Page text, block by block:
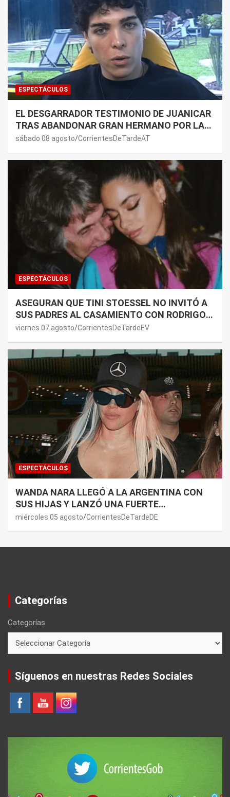
ESPECTÁCULOS
EL DESGARRADOR TESTIMONIO DE JUANICAR
TRAS ABANDONAR GRAN HERMANO POR LA
SALUD DE SU MAMÁ.
sábado 08 agosto CorrientesDeTardeAT
ESPECTÁCULOS
ASEGURAN QUE TINI STOESSEL NO INVITÓ A
SUS PADRES AL CASAMIENTO CON RODRIGO
DE PAUL: LOS MOTIVOS
viernes 07 agosto CorrientesDeTardeEV
ESPECTÁCULOS
WANDA NARA LLEGÓ A LA ARGENTINA CON
SUS HIJAS Y LANZÓ UNA FUERTE
PREMONICIÓN SOBRE MAURO ICARDI
miércoles 05 agosto CorrientesDeTardeDE
Categorías
Categorías
Síguenos en nuestras Redes Sociales